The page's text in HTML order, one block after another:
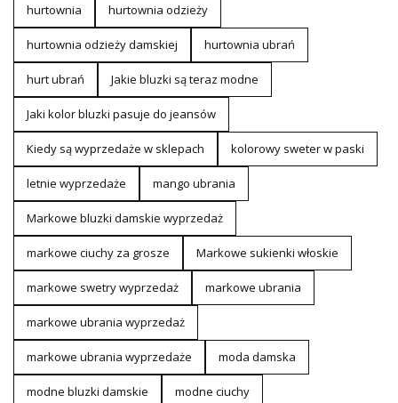
hurtownia hurtownia odzieży
hurtownia odzieży damskiej hurtownia ubrań
hurt ubrań Jakie bluzki są teraz modne
Jaki kolor bluzki pasuje do jeansów
Kiedy są wyprzedaże w sklepach kolorowy sweter w paski
letnie wyprzedaże mango ubrania
Markowe bluzki damskie wyprzedaż
markowe ciuchy za grosze Markowe sukienki włoskie
markowe swetry wyprzedaż markowe ubrania
markowe ubrania wyprzedaż
markowe ubrania wyprzedaże moda damska
modne bluzki damskie modne ciuchy